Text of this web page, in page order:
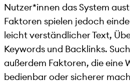
Nutzer*innen das System
Faktoren spielen jedoch
leicht verständlicher Text,
Keywords und Backlinks.
außerdem Faktoren, die eine
bedienbar oder sicherer